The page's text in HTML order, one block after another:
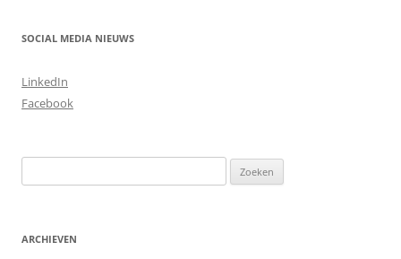
SOCIAL MEDIA NIEUWS
LinkedIn
Facebook
naar:
ARCHIEVEN